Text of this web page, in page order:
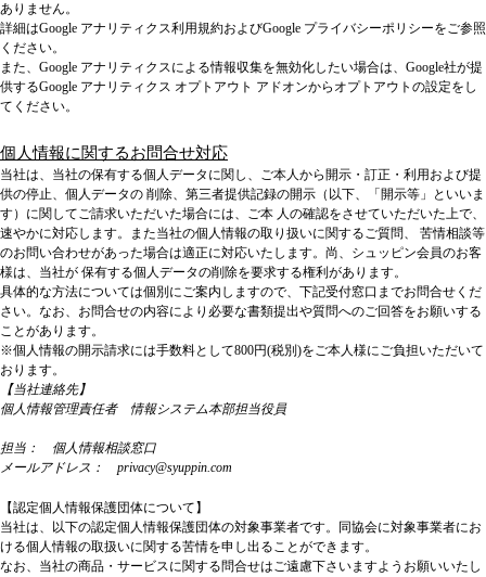
ありません。
詳細はGoogle アナリティクス利用規約およびGoogle プライバシーポリシーをご参照
ください。
また、Google アナリティクスによる情報収集を無効化したい場合は、Google社が提
供するGoogle アナリティクス オプトアウト アドオンからオプトアウトの設定をし
てください。
個人情報に関するお問合せ対応
当社は、当社の保有する個⼈データに関し、ご本⼈から開⽰・訂正・利⽤および提
供の停⽌、個⼈データの 削除、第三者提供記録の開⽰（以下、「開⽰等」といいま
す）に関してご請求いただいた場合には、ご本 ⼈の確認をさせていただいた上で、
速やかに対応します。また当社の個⼈情報の取り扱いに関するご質問、 苦情相談等
のお問い合わせがあった場合は適正に対応いたします。尚、シュッピン会員のお客
様は、当社が 保有する個⼈データの削除を要求する権利があります。
具体的な方法については個別にご案内しますので、下記受付窓口までお問合せくだ
さい。なお、お問合せの内容により必要な書類提出や質問へのご回答をお願いする
ことがあります。
※個人情報の開示請求には手数料として800円(税別)をご本人様にご負担いただいて
おります。
【当社連絡先】
個人情報管理責任者 情報システム本部担当役員
担当： 個⼈情報相談窓⼝
メールアドレス： privacy@syuppin.com
【認定個人情報保護団体について】
当社は、以下の認定個人情報保護団体の対象事業者です。同協会に対象事業者にお
ける個人情報の取扱いに関する苦情を申し出ることができます。
なお、当社の商品・サービスに関する問合せはご遠慮下さいますようお願いいたし